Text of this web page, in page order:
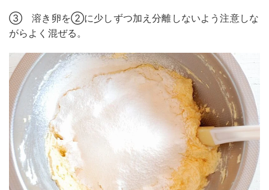
③ 溶き卵を②に少しずつ加え分離しないよう注意しな
がらよく混ぜる。